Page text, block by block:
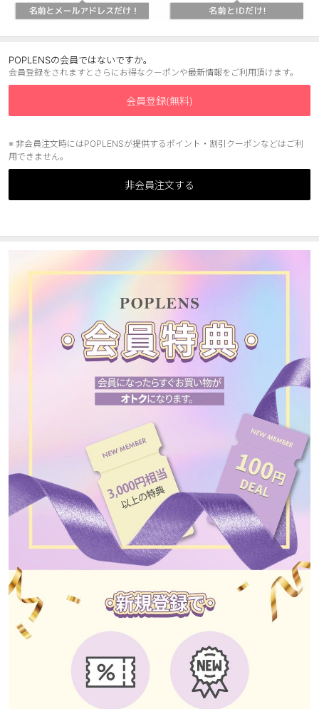
ハロウィンカラコン
ケア用品
レビュー
総合掲示板
アプリダウンロード
TWITTER LINE FACEBOOK
POPLENSの会員ではないですか。
会員登録をされますとさらにお得なクーポンや最新情報をご利用頂けます。
会員登録(無料)
※ 非会員注文時にはPOPLENSが提供するポイント・割引クーポンなどはご利
用できません。
非会員注文する